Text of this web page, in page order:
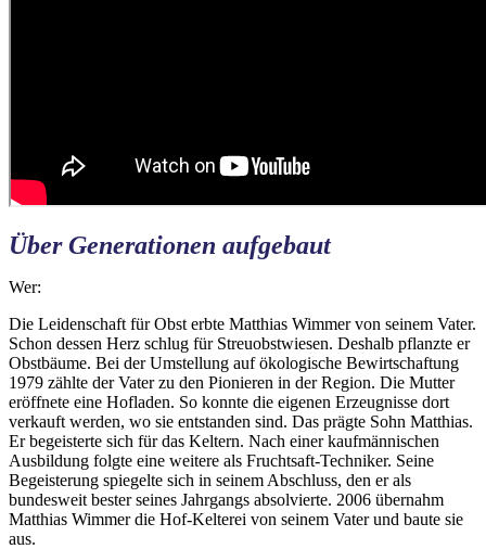
Über Generationen aufgebaut
Wer:
Die Leidenschaft für Obst erbte Matthias Wimmer von seinem Vater.
Schon dessen Herz schlug für Streuobstwiesen. Deshalb pflanzte er
Obstbäume. Bei der Umstellung auf ökologische Bewirtschaftung
1979 zählte der Vater zu den Pionieren in der Region. Die Mutter
eröffnete eine Hofladen. So konnte die eigenen Erzeugnisse dort
verkauft werden, wo sie entstanden sind. Das prägte Sohn Matthias.
Er begeisterte sich für das Keltern. Nach einer kaufmännischen
Ausbildung folgte eine weitere als Fruchtsaft-Techniker. Seine
Begeisterung spiegelte sich in seinem Abschluss, den er als
bundesweit bester seines Jahrgangs absolvierte. 2006 übernahm
Matthias Wimmer die Hof-Kelterei von seinem Vater und baute sie
aus.